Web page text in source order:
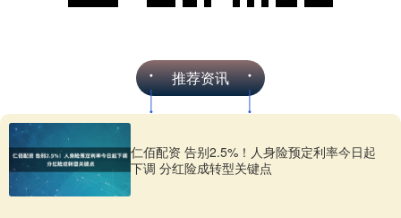
推荐资讯
仁佰配资 告别2.5%！人身险预定利率今日起
下调 分红险成转型关键点